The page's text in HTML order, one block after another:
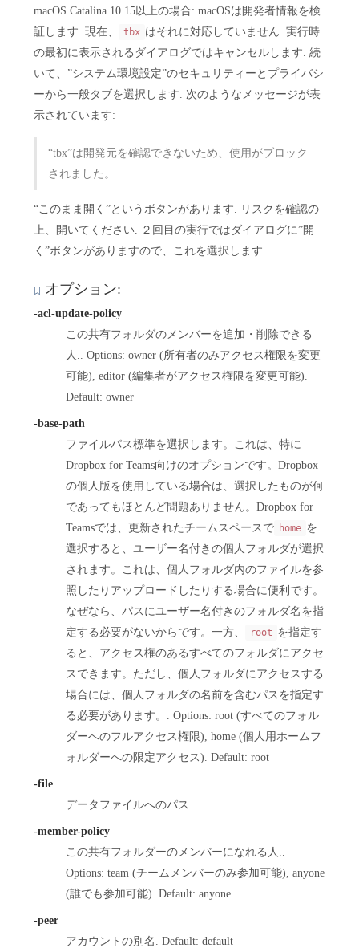
macOS Catalina 10.15以上の場合: macOSは開発者情報を検
証します. 現在、
tbx はそれに対応していません. 実行時
の最初に表示されるダイアログではキャンセルします. 続
いて、”システム環境設定”のセキュリティーとプライバシ
ーから一般タブを選択します. 次のようなメッセージが表
示されています:
“tbx”は開発元を確認できないため、使用がブロック
されました。
“このまま開く”というボタンがあります. リスクを確認の
上、開いてください. ２回目の実行ではダイアログに”開
く”ボタンがありますので、これを選択します
オプション:
-acl-update-policy
この共有フォルダのメンバーを追加・削除できる
人.. Options: owner (所有者のみアクセス権限を変更
可能), editor (編集者がアクセス権限を変更可能).
Default: owner
-base-path
ファイルパス標準を選択します。これは、特に
Dropbox for Teams向けのオプションです。Dropbox
の個人版を使用している場合は、選択したものが何
であってもほとんど問題ありません。Dropbox for
Teamsでは、更新されたチームスペースで home を
選択すると、ユーザー名付きの個人フォルダが選択
されます。これは、個人フォルダ内のファイルを参
照したりアップロードしたりする場合に便利です。
なぜなら、パスにユーザー名付きのフォルダ名を指
定する必要がないからです。一方、
root を指定す
ると、アクセス権のあるすべてのフォルダにアクセ
スできます。ただし、個人フォルダにアクセスする
場合には、個人フォルダの名前を含むパスを指定す
る必要があります。. Options: root (すべてのフォル
ダーへのフルアクセス権限), home (個人用ホームフ
ォルダーへの限定アクセス). Default: root
-file
データファイルへのパス
-member-policy
この共有フォルダーのメンバーになれる人..
Options: team (チームメンバーのみ参加可能), anyone
(誰でも参加可能). Default: anyone
-peer
アカウントの別名. Default: default